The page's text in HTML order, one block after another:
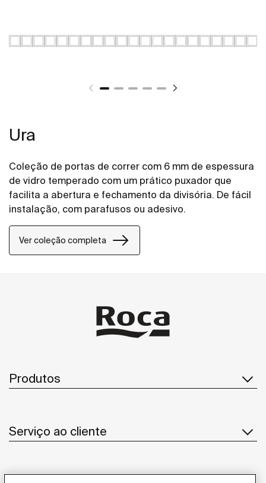
Ura
Coleção de portas de correr com 6 mm de espessura
de vidro temperado com um prático puxador que
facilita a abertura e fechamento da divisória. De fácil
instalação, com parafusos ou adesivo.
Ver coleção completa
Produtos
Serviço ao cliente